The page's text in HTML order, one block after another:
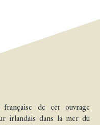
de cet ouvrage
irlandais dans la mer du